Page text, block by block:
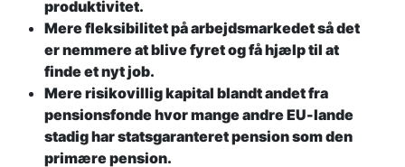
produktivitet.
Mere fleksibilitet på arbejdsmarkedet så det
er nemmere at blive fyret og få hjælp til at
finde et nyt job.
Mere risikovillig kapital blandt andet fra
pensionsfonde hvor mange andre EU-lande
stadig har statsgaranteret pension som den
primære pension.